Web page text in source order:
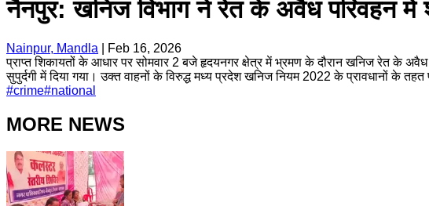
नैनपुर: खनिज विभाग ने रेत के अवैध परिवहन में
Nainpur, Mandla
Feb 16, 2026
प्राप्त शिकायतों के आधार पर सोमवार 2 बजे हृदयनगर क्षेत्र में भ्रमण के दौरान खनिज रेत के
सुपुर्दगी में दिया गया। उक्त वाहनों के विरुद्ध मध्य प्रदेश खनिज नियम 2022 के प्रावधानों के
#crime#national
MORE NEWS